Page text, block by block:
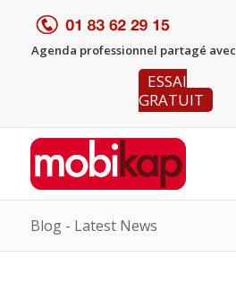
Agenda professionnel partagé avec
ESSAI
GRATUIT
Blog - Latest News